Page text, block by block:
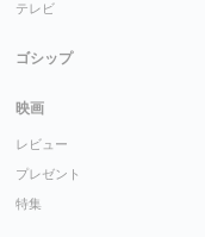
テレビ
ゴシップ
映画
レビュー
プレゼント
特集